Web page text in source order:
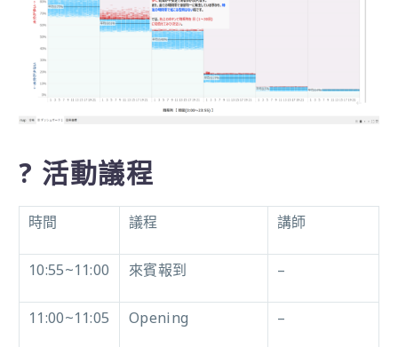
? 活動議程
時間 議程 講師
10:55~11:00 來賓報到 –
11:00~11:05 Opening –